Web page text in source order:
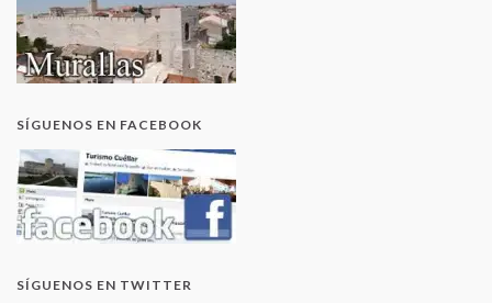
SÍGUENOS EN FACEBOOK
SÍGUENOS EN TWITTER